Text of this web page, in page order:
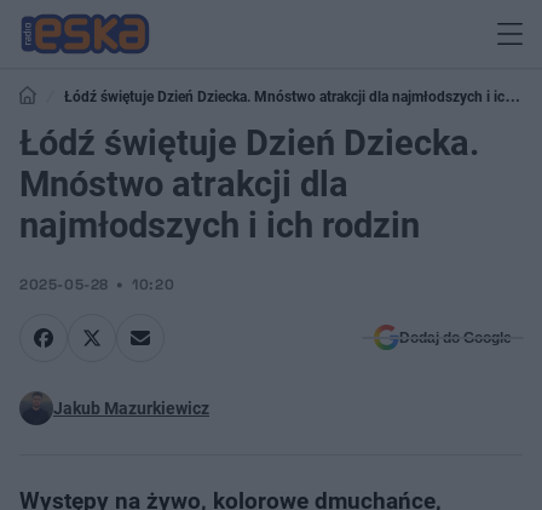
Łódź świętuje Dzień Dziecka. Mnóstwo atrakcji dla najmłodszych i ich
rodzin
Łódź świętuje Dzień Dziecka.
Mnóstwo atrakcji dla
najmłodszych i ich rodzin
2025-05-28 10:20
Dodaj do Google
Jakub Mazurkiewicz
Występy na żywo, kolorowe dmuchańce,